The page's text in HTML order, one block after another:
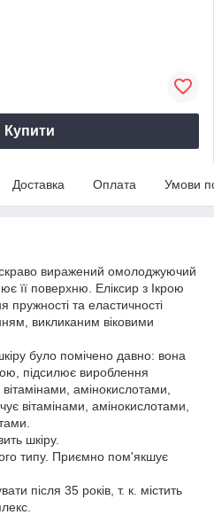
Купити
Доставка Оплата Умови
виражений омолоджуючий
її поверхню. Еліксир з Ікрою
пружності та еластичності
викликаним віковими
було помічено давно: вона
підсилює вироблення
амінокислотами,
вітамінами, амінокислотами,
шкіру.
типу. Приємно пом'якшує
після 35 років, т. к. містить